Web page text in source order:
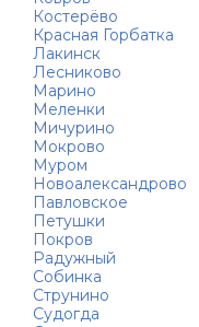
Костерёво
Красная Горбатка
Лакинск
Лесниково
Марино
Меленки
Мичурино
Мокрово
Муром
Новоалександрово
Павловское
Петушки
Покров
Радужный
Собинка
Струнино
Судогда